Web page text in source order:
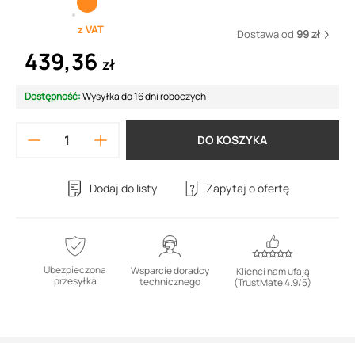
z VAT Dostawa od 99 zł
439,36 zł
Dostępność:Wysyłka do 16 dni roboczych
DO KOSZYKA
Dodaj do listy Zapytaj o ofertę
Ubezpieczona
przesyłka
Wsparcie doradcy
technicznego
Klienci nam ufają
(TrustMate 4.9/5)